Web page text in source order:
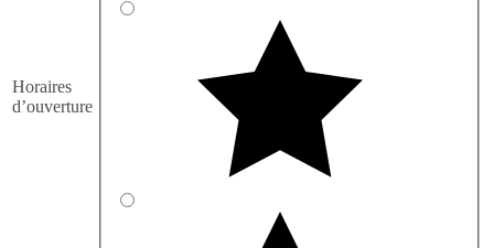
Horaires
d’ouverture